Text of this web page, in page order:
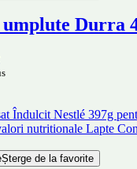
Durra
Șterge de la favorite